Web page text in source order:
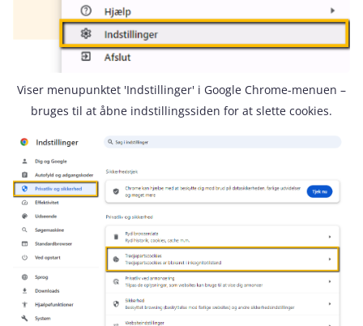
Viser menupunktet 'Indstillinger' i Google Chrome-menuen –
bruges til at åbne indstillingssiden for at slette cookies.